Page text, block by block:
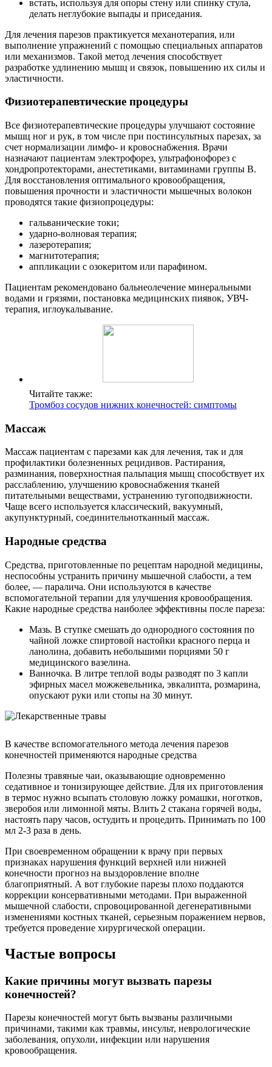
встать, используя для опоры стену или спинку стула,
делать неглубокие выпады и приседания.
Для лечения парезов практикуется механотерапия, или
выполнение упражнений с помощью специальных аппаратов
или механизмов. Такой метод лечения способствует
разработке удлинению мышц и связок, повышению их силы и
эластичности.
Физиотерапевтические процедуры
Все физиотерапевтические процедуры улучшают состояние
мышц ног и рук, в том числе при постинсультных парезах, за
счет нормализации лимфо- и кровоснабжения. Врачи
назначают пациентам электрофорез, ультрафонофорез с
хондропротекторами, анестетиками, витаминами группы B.
Для восстановления оптимального кровообращения,
повышения прочности и эластичности мышечных волокон
проводятся такие физиопроцедуры:
гальванические токи;
ударно-волновая терапия;
лазеротерапия;
магнитотерапия;
аппликации с озокеритом или парафином.
Пациентам рекомендовано бальнеолечение минеральными
водами и грязями, постановка медицинских пиявок, УВЧ-
терапия, иглоукалывание.
Читайте также:
Тромбоз сосудов нижних конечностей: симптомы
Массаж
Массаж пациентам с парезами как для лечения, так и для
профилактики болезненных рецидивов. Растирания,
разминания, поверхностная пальпация мышц способствует их
расслаблению, улучшению кровоснабжения тканей
питательными веществами, устранению тугоподвижности.
Чаще всего используется классический, вакуумный,
акупунктурный, соединительнотканный массаж.
Народные средства
Средства, приготовленные по рецептам народной медицины,
неспособны устранить причину мышечной слабости, а тем
более, — паралича. Они используются в качестве
вспомогательной терапии для улучшения кровообращения.
Какие народные средства наиболее эффективны после пареза:
Мазь. В ступке смешать до однородного состояния по
чайной ложке спиртовой настойки красного перца и
ланолина, добавить небольшими порциями 50 г
медицинского вазелина.
Ванночка. В литре теплой воды разводят по 3 капли
эфирных масел можжевельника, эвкалипта, розмарина,
опускают руки или стопы на 30 минут.
В качестве вспомогательного метода лечения парезов
конечностей применяются народные средства
Полезны травяные чаи, оказывающие одновременно
седативное и тонизирующее действие. Для их приготовления
в термос нужно всыпать столовую ложку ромашки, ноготков,
зверобоя или лимонной мяты. Влить 2 стакана горячей воды,
настоять пару часов, остудить и процедить. Принимать по 100
мл 2-3 раза в день.
При своевременном обращении к врачу при первых
признаках нарушения функций верхней или нижней
конечности прогноз на выздоровление вполне
благоприятный. А вот глубокие парезы плохо поддаются
коррекции консервативными методами. При выраженной
мышечной слабости, спровоцированной дегенеративными
изменениями костных тканей, серьезным поражением нервов,
требуется проведение хирургической операции.
Частые вопросы
Какие причины могут вызвать парезы
конечностей?
Парезы конечностей могут быть вызваны различными
причинами, такими как травмы, инсульт, неврологические
заболевания, опухоли, инфекции или нарушения
кровообращения.